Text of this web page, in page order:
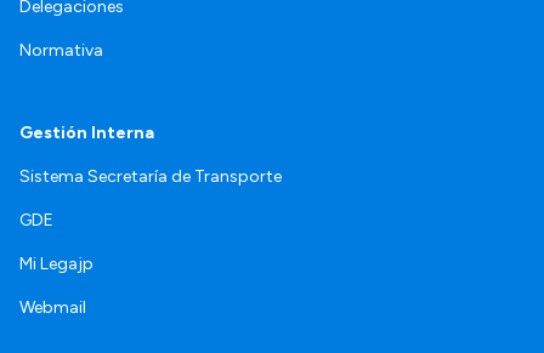
Delegaciones
Normativa
Gestión Interna
Sistema Secretaría de Transporte
GDE
Mi Legajp
Webmail